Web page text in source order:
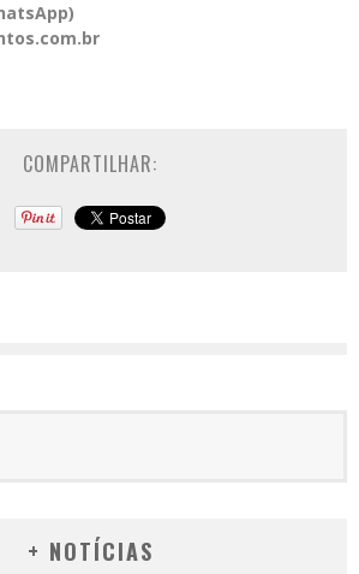
COMPARTILHAR:
+ NOTÍCIAS